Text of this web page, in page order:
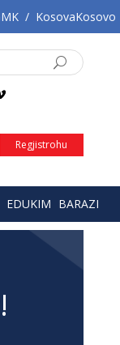
/ KosovaKosovo
Regjistrohu
EDUKIM BARAZI